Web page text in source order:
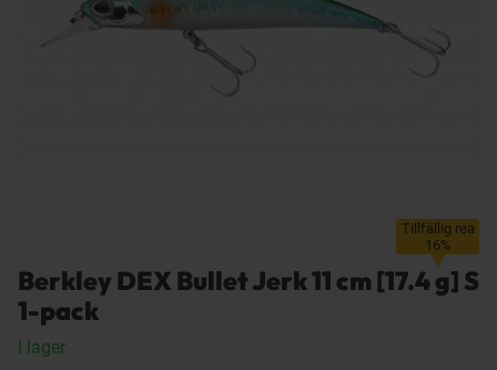
Tillfällig rea
16%
Berkley DEX Bullet Jerk 11 cm [17.4 g] S
1-pack
I lager